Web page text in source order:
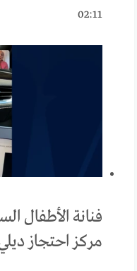
02:11
فنانة الأطفال
مركز احتجاز